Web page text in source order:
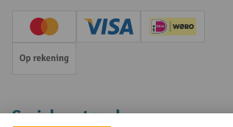
Creditcard (Master)Creditcard (Visa)
iDEAL |
Op rekening
Sociale netwerken